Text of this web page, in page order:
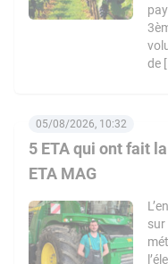
de
5 ETA qui ont fait
ETA MAG
05/08/2026, 10:32
sur